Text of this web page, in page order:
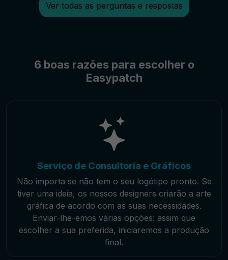
Ver todas as perguntas e respostas
6 boas razões para escolher o
Easypatch
Serviço de Consultoria e Gráficos
Não importa se não tem o seu logótipo pronto. Se
tiver uma ideia, os nossos designers criarão a arte
gráfica de acordo com as suas necessidades.
Enviar-lhe-emos várias opções: assim que
escolher a sua preferida, iniciaremos a produção
final.